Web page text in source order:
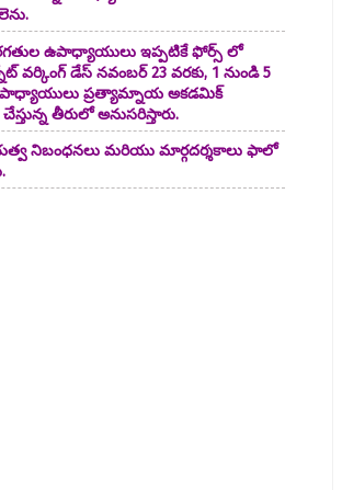
ఉపాధ్యాయులు ఇప్పటికే ఫోర్స్ లో
వర్కింగ్ డేస్ నవంబర్ 23 వరకు, 1 నుండి 5
ప్రత్యామ్నాయ అకడమిక్
తీరులో అనుసరిస్తారు.
నిబంధనలు మరియు మార్గదర్శకాలు ఫాలో